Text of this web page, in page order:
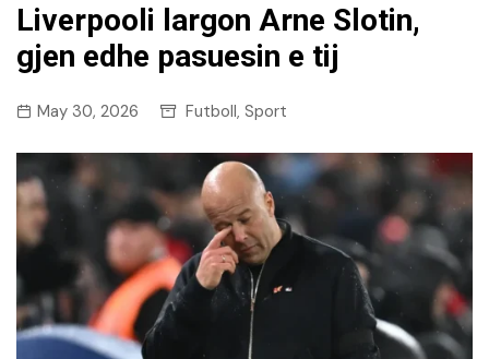
Liverpooli largon Arne Slotin,
gjen edhe pasuesin e tij
May 30, 2026 Futboll, Sport